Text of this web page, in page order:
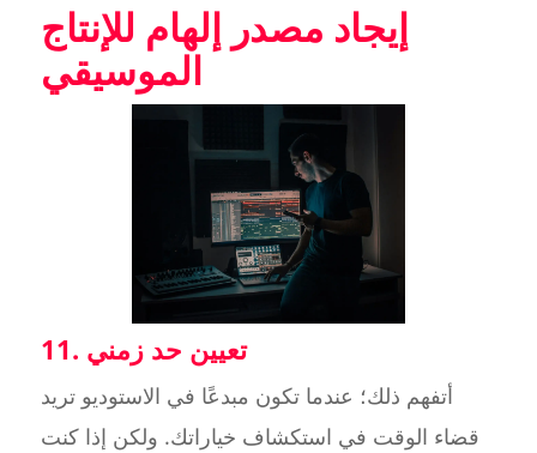
إيجاد مصدر إلهام للإنتاج
الموسيقي
11. تعيين حد زمني
أتفهم ذلك؛ عندما تكون مبدعًا في الاستوديو تريد
قضاء الوقت في استكشاف خياراتك. ولكن إذا كنت